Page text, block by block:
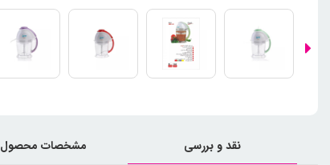
نقد و بررسی مشخصات محصول